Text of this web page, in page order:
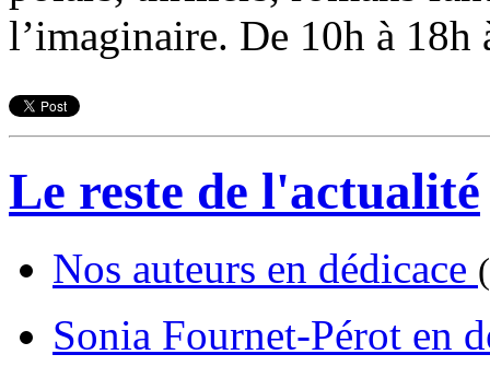
l’imaginaire. De 10h à
Le reste de l'actualité
Nos auteurs en dédicace
Sonia Fournet-Pérot en